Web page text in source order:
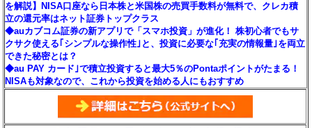
を解説】NISA口座なら日本株と米国株の売買手数料が無料で、クレカ積
立の還元率はネット証券トップクラス
◆auカブコム証券の新アプリで「スマホ投資」が進化！ 株初心者でもサ
クサク使える｢シンプルな操作性｣と、投資に必要な｢充実の情報量｣を両立
できた秘密とは？
◆au PAY カード｣で積立投資すると最大5％のPontaポイントがたまる！
NISAも対象なので、これから投資を始める人にもおすすめ